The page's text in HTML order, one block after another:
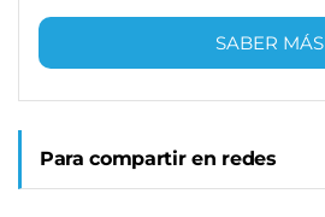
SABER MÁS
Para compartir en redes